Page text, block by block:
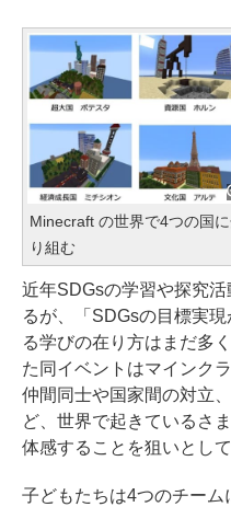
Minecraft の世界で4つの国
り組む
近年SDGsの学習や探究
るが、「SDGsの目標実
る学びの在り方はまだ多
た同イベントはマインク
仲間同士や国家間の対立
ど、世界で起きているさ
体感することを狙いとして
子どもたちは4つのチーム